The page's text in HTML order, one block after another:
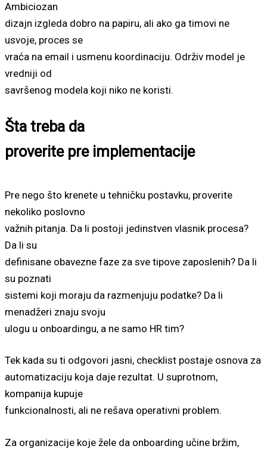
Ambiciozan
dizajn izgleda dobro na papiru, ali ako ga timovi ne
usvoje, proces se
vraća na email i usmenu koordinaciju. Održiv model je
vredniji od
savršenog modela koji niko ne koristi.
Šta treba da
proverite pre implementacije
Pre nego što krenete u tehničku postavku, proverite
nekoliko poslovno
važnih pitanja. Da li postoji jedinstven vlasnik procesa?
Da li su
definisane obavezne faze za sve tipove zaposlenih? Da li
su poznati
sistemi koji moraju da razmenjuju podatke? Da li
menadžeri znaju svoju
ulogu u onboardingu, a ne samo HR tim?
Tek kada su ti odgovori jasni, checklist postaje osnova za
automatizaciju koja daje rezultat. U suprotnom,
kompanija kupuje
funkcionalnosti, ali ne rešava operativni problem.
Za organizacije koje žele da onboarding učine bržim,